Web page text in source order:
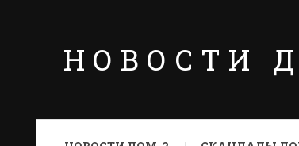
НОВОСТИ